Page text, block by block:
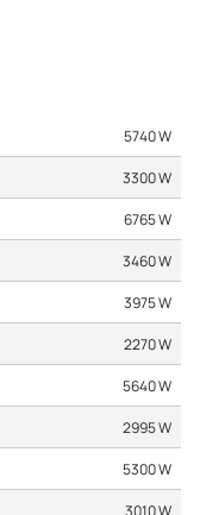
5740 W
3300 W
6765 W
3460 W
3975 W
2270 W
5640 W
2995 W
5300 W
3010 W